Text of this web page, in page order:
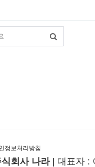
정보처리방침
식회사 나라| 대표자 :